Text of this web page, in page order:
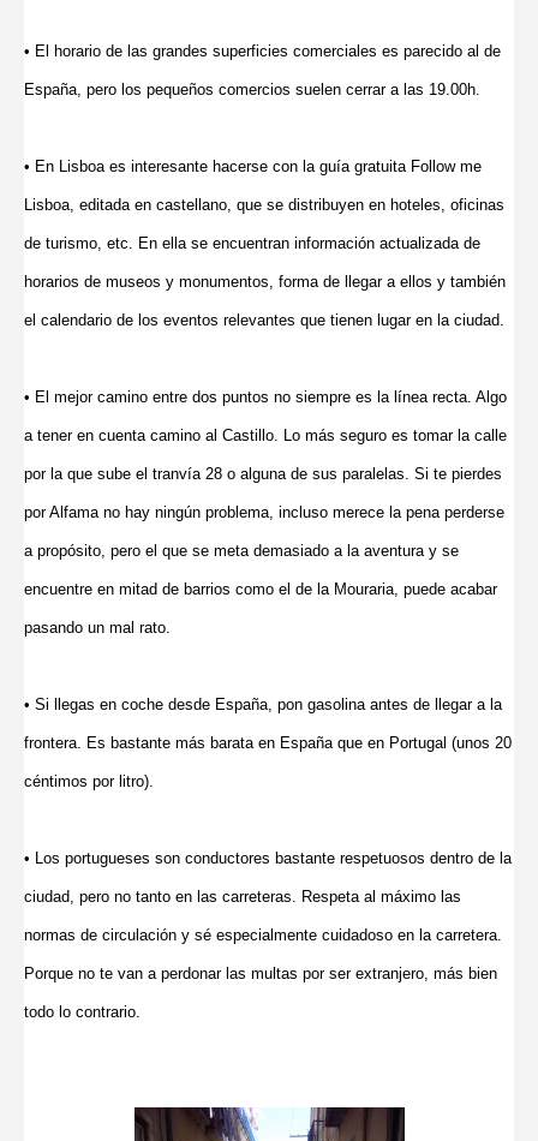
• El horario de las grandes superficies comerciales es parecido al de
España, pero los pequeños comercios suelen cerrar a las 19.00h.
• En Lisboa es interesante hacerse con la guía gratuita Follow me
Lisboa, editada en castellano, que se distribuyen en hoteles, oficinas
de turismo, etc. En ella se encuentran información actualizada de
horarios de museos y monumentos, forma de llegar a ellos y también
el calendario de los eventos relevantes que tienen lugar en la ciudad.
• El mejor camino entre dos puntos no siempre es la línea recta. Algo
a tener en cuenta camino al Castillo. Lo más seguro es tomar la calle
por la que sube el tranvía 28 o alguna de sus paralelas. Si te pierdes
por Alfama no hay ningún problema, incluso merece la pena perderse
a propósito, pero el que se meta demasiado a la aventura y se
encuentre en mitad de barrios como el de la Mouraria, puede acabar
pasando un mal rato.
• Si llegas en coche desde España, pon gasolina antes de llegar a la
frontera. Es bastante más barata en España que en Portugal (unos 20
céntimos por litro).
• Los portugueses son conductores bastante respetuosos dentro de la
ciudad, pero no tanto en las carreteras. Respeta al máximo las
normas de circulación y sé especialmente cuidadoso en la carretera.
Porque no te van a perdonar las multas por ser extranjero, más bien
todo lo contrario.